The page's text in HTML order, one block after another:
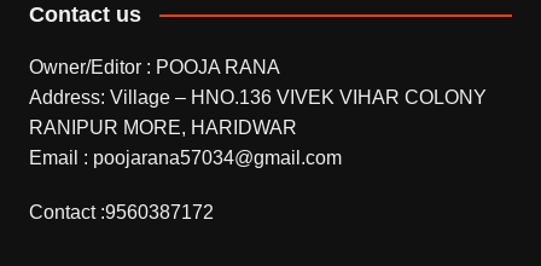
Contact us
Owner/Editor : POOJA RANA
Address: Village – HNO.136 VIVEK VIHAR COLONY
RANIPUR MORE, HARIDWAR
Email : poojarana57034@gmail.com
Contact :9560387172